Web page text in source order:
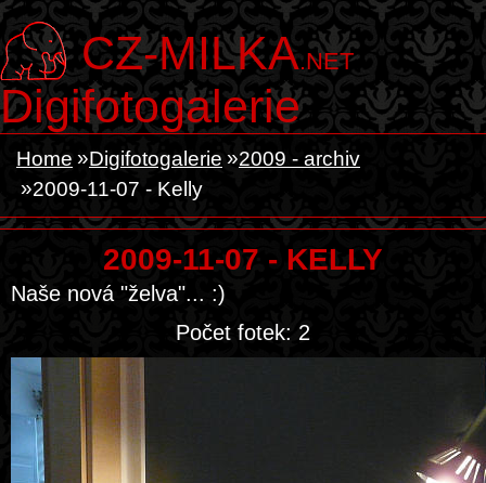
CZ-MILKA.NET
Digifotogalerie
Home Digifotogalerie
2009 - archiv
2009-11-07 - Kelly
2009-11-07 - KELLY
Naše nová "želva"... :)
Počet fotek: 2